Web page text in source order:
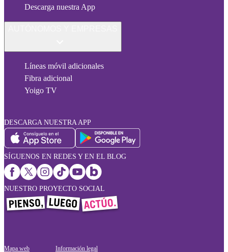
Descarga nuestra App
Líneas móvil adicionales
Fibra adicional
Yoigo TV
DESCARGA NUESTRA APP
SÍGUENOS EN REDES Y EN EL BLOG
NUESTRO PROYECTO SOCIAL
Mapa web Información legal